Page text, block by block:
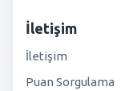
İletişim
İletişim
Puan Sorgulama